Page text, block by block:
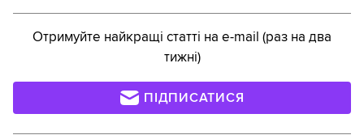
Отримуйте найкращі статті на e-mail (раз на два
тижні)
ПІДПИСАТИСЯ